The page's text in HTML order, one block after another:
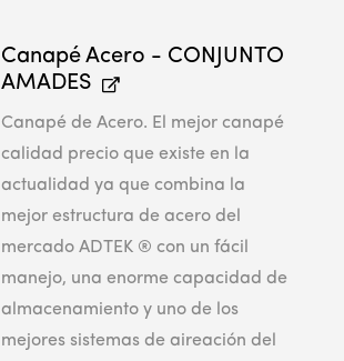
Canapé Acero - CONJUNTO
AMADES
Canapé de Acero. El mejor canapé
calidad precio que existe en la
actualidad ya que combina la
mejor estructura de acero del
mercado ADTEK ® con un fácil
manejo, una enorme capacidad de
almacenamiento y uno de los
mejores sistemas de aireación del